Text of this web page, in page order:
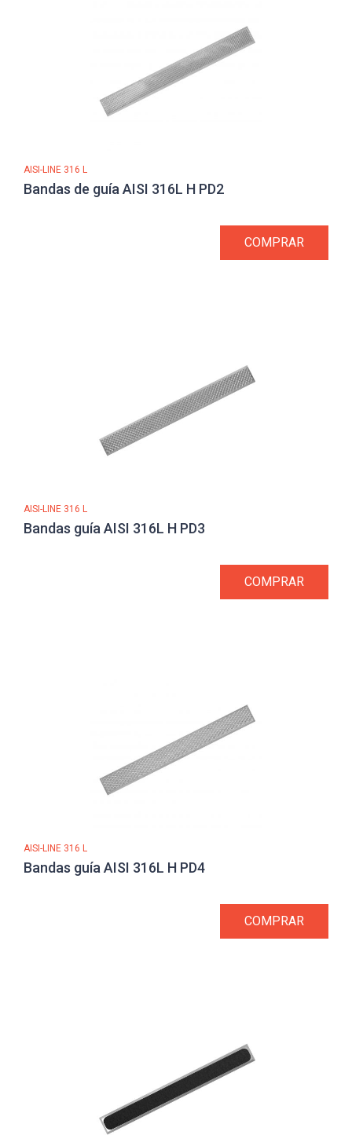
AISI-LINE 316 L
Bandas de guía AISI 316L H PD2
COMPRAR
AISI-LINE 316 L
Bandas guía AISI 316L H PD3
COMPRAR
AISI-LINE 316 L
Bandas guía AISI 316L H PD4
COMPRAR